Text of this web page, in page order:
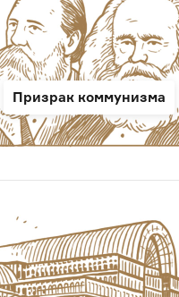
Призрак коммунизма